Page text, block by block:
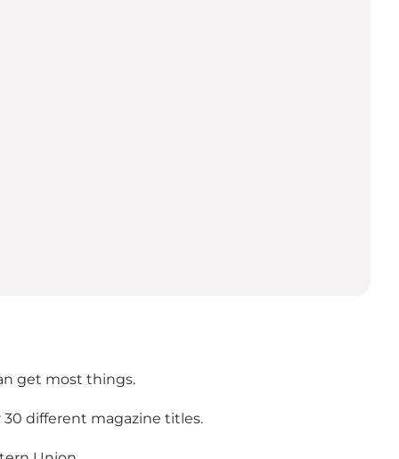
get most things.
30 different magazine titles.